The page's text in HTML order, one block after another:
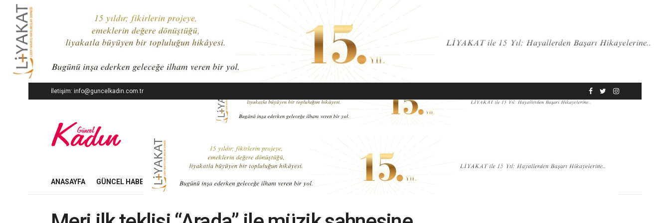
İletişim: info@guncelkadin.com.tr
ANASAYFA GÜNCEL HABERLER İŞ DÜNYASI EKONOMI MODA GÜZELLIK YAŞAM SANAT